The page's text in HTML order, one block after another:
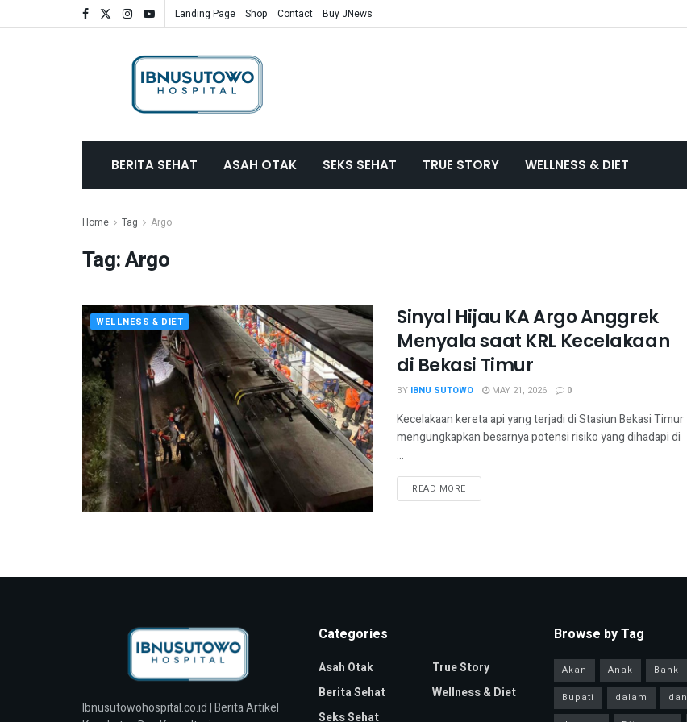
Landing Page Shop Contact Buy JNews
BERITA SEHAT ASAH OTAK SEKS SEHAT TRUE STORY WELLNESS & DIET
Home Tag Argo
Tag:Argo
WELLNESS & DIET
Sinyal Hijau KA Argo Anggrek
Menyala saat KRL Kecelakaan
di Bekasi Timur
BY IBNU SUTOWO MAY 21, 2026 0
Kecelakaan kereta api yang terjadi di Stasiun Bekasi Timur
mengungkapkan besarnya potensi risiko yang dihadapi di
...
READ MORE
Ibnusutowohospital.co.id | Berita Artikel
Categories
Asah Otak
Berita Sehat
Seks Sehat
True Story
Wellness & Diet
Browse by Tag
Akan Anak Bank
Bupati
dalam dan